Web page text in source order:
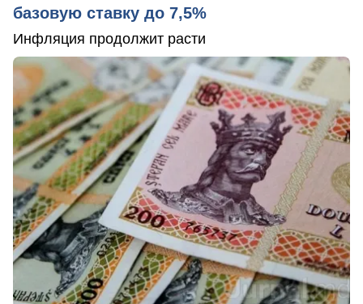
базовую ставку до 7,5%
Инфляция продолжит расти